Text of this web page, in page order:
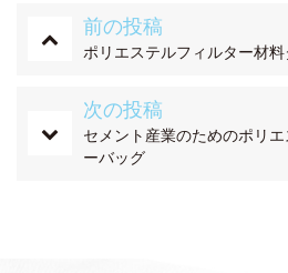
前の投稿
ポリエステルフィルター材
次の投稿
セメント産業のためのポリ
ーバッグ